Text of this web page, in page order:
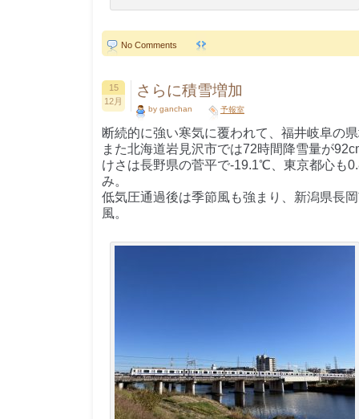
No Comments
15
12月
さらに積雪増加
by ganchan 予報室
断続的に強い寒気に覆われて、福井岐阜の
また北海道岩見沢市では72時間降雪量が
けさは長野県の菅平で-19.1℃、東京都心も
み。
低気圧通過後は季節風も強まり、新潟県長
風。